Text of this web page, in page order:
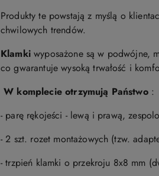
Produkty te powstają z myślą o
chwilowych trendów.
Klamkiwyposażone są w podwójne,
co gwarantuje wysoką trwałość i
W komplecie otrzymują Państwo:
- parę rękojeści - lewą i prawą,
- 2 szt. rozet montażowych (tzw.
- trzpień klamki o przekroju 8x8 mm